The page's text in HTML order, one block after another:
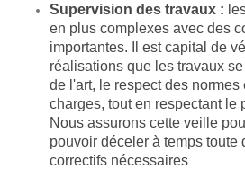
Supervision des travaux :
en plus complexes avec des
importantes. Il est capital de
réalisations que les travaux
de l'art, le respect des normes
charges, tout en respectant le
Nous assurons cette veille
pouvoir déceler à temps toute
correctifs nécessaires